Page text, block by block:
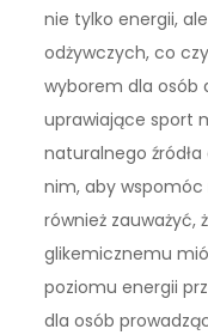
nie tylko energii,
odżywczych, co
wyborem dla osób
uprawiające sport
naturalnego
nim, aby
również zauważyć,
glikemicznemu
poziomu energii
dla osób